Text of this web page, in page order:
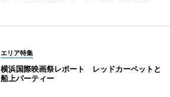
エリア特集
横浜国際映画祭レポート レッドカーペットと
船上パーティー